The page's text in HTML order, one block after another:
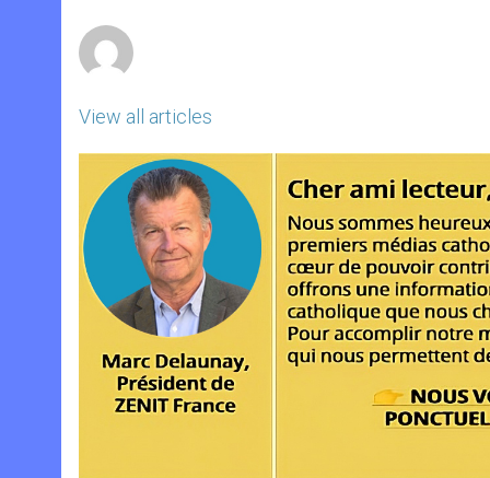
View all articles